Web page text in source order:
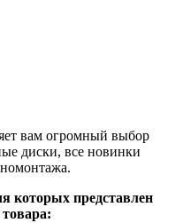
вам огромный выбор
диски, все новинки
которых представлен